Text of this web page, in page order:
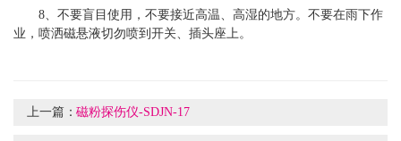
8、 不要盲目使用，不要接近高温、高湿的地方。不要在雨下作
业，喷洒磁悬液切勿喷到开关、插头座上。
上一篇：磁粉探伤仪-SDJN-17